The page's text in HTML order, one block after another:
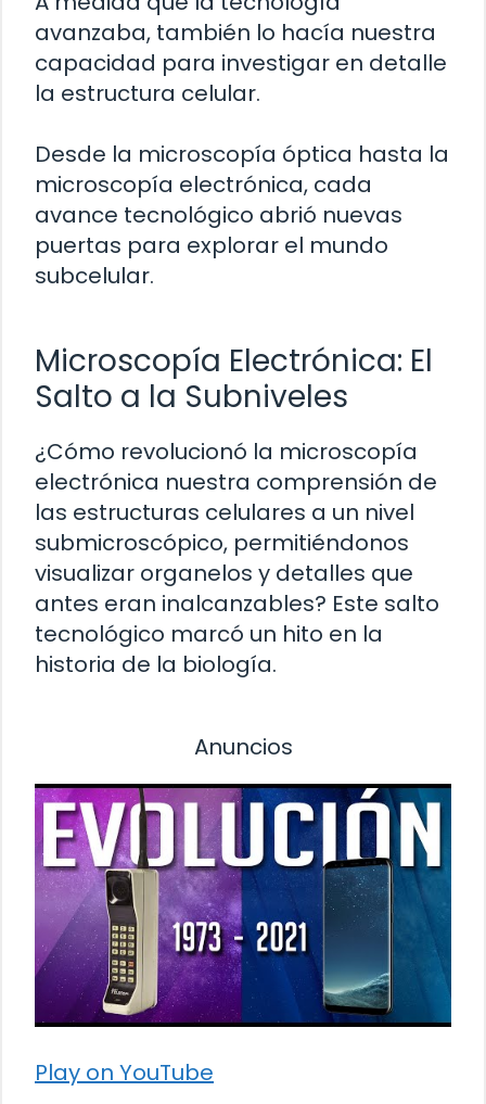
avanzaba, también lo hacía nuestra
capacidad para investigar en detalle
la estructura celular.
Desde la microscopía óptica hasta la
microscopía electrónica, cada
avance tecnológico abrió nuevas
puertas para explorar el mundo
subcelular.
Microscopía Electrónica: El
Salto a la Subniveles
¿Cómo revolucionó la microscopía
electrónica nuestra comprensión de
las estructuras celulares a un nivel
submicroscópico, permitiéndonos
visualizar organelos y detalles que
antes eran inalcanzables? Este salto
tecnológico marcó un hito en la
historia de la biología.
Anuncios
Play on YouTube